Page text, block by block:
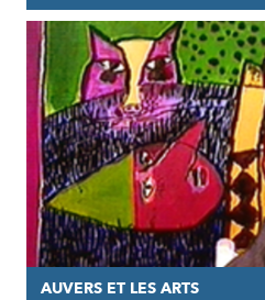
AUVERS ET LES ARTS